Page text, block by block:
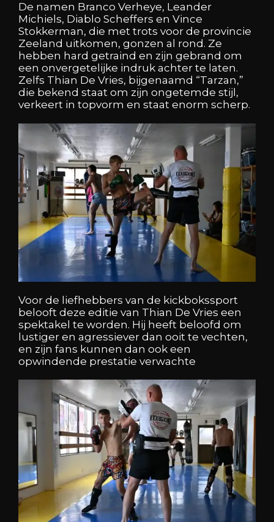
De namen Branco Verheye, Leander
Michiels, Diablo Scheffers en Vince
Stokkerman, die met trots voor de provincie
Zeeland uitkomen, gonzen al rond. Ze
hebben hard getraind en zijn gebrand om
een onvergetelijke indruk achter te laten.
Zelfs Thian De Vries, bijgenaamd “Tarzan,”
die bekend staat om zijn ongetemde stijl,
verkeert in topvorm en staat enorm scherp.
Voor de liefhebbers van de kickbokssport
belooft deze editie van Thian De Vries een
spektakel te worden. Hij heeft beloofd om
lustiger en agressiever dan ooit te vechten,
en zijn fans kunnen dan ook een
opwindende prestatie verwachte